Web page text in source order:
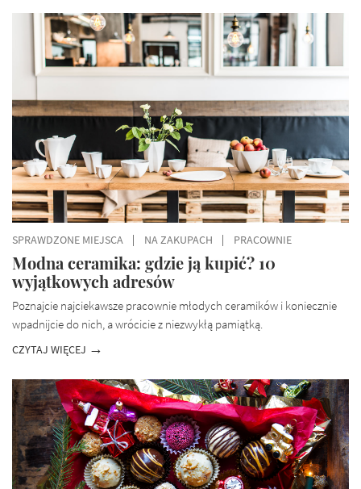
SPRAWDZONE MIEJSCA NA ZAKUPACH PRACOWNIE
Modna ceramika: gdzie ją kupić? 10
wyjątkowych adresów
Poznajcie najciekawsze pracownie młodych ceramików i koniecznie
wpadnijcie do nich, a wrócicie z niezwykłą pamiątką.
CZYTAJ WIĘCEJ